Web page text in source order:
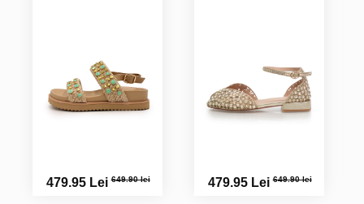
479.95 Lei649.90 lei 479.95 Lei649.90 lei